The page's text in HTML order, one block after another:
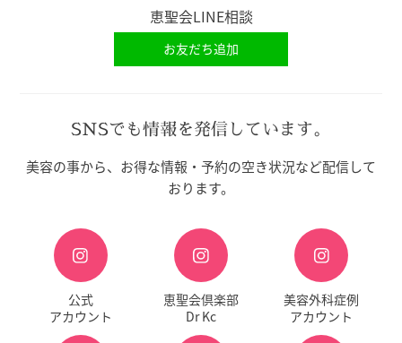
恵聖会LINE相談
お友だち追加
SNSでも情報を発信しています。
美容の事から、お得な情報・予約の空き状況など配信して
おります。
公式
アカウント
恵聖会倶楽部
Dr Kc
美容外科症例
アカウント